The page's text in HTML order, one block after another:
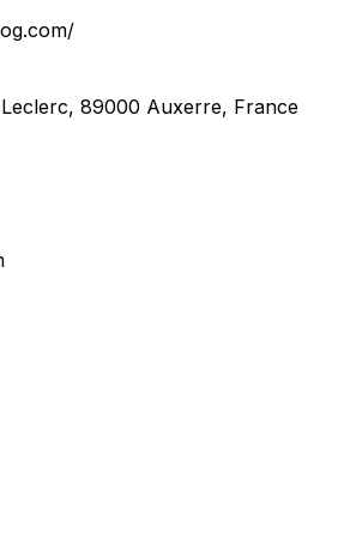
89000 Auxerre, France